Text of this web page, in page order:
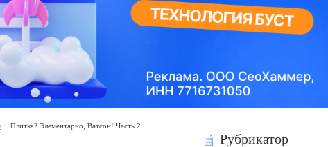
\ Плитка? Элементарно, Ватсон! Часть 2. ...
Рубрикатор